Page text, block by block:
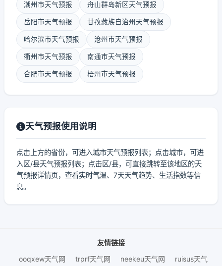
潮州市天气预报 舟山群岛新区天气预报
岳阳市天气预报 甘孜藏族自治州天气预报
哈尔滨市天气预报 沧州市天气预报
衢州市天气预报 南通市天气预报
合肥市天气预报 梧州市天气预报
天气预报使用说明
点击上方的省份，可进入城市天气预报列表；点击城市，可进
入区/县天气预报列表；点击区/县，可直接跳转至该地区的天
气预报详情页，查看实时气温、7天天气趋势、生活指数等信
息。
友情链接
ooqxew天气网
trprf天气网 neekeu天气网 ruisus天气